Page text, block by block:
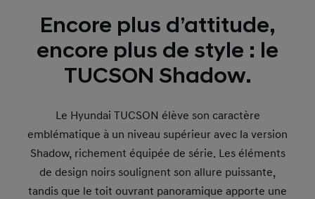
Encore plus d’attitude,
encore plus de style : le
TUCSON Shadow.
Le Hyundai TUCSON élève son caractère
emblématique à un niveau supérieur avec la version
Shadow, richement équipée de série. Les éléments
de design noirs soulignent son allure puissante,
tandis que le toit ouvrant panoramique apporte une